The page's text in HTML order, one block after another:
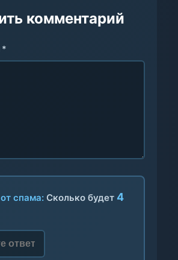
комментарий
*
спама: Сколько будет 4